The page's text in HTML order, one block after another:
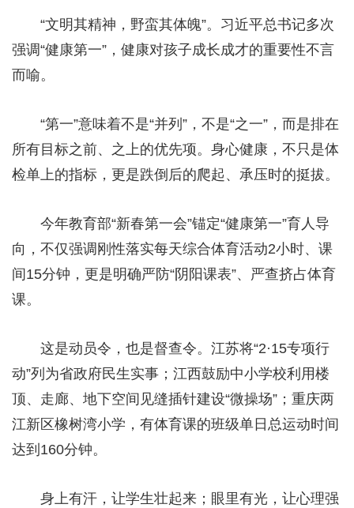
“文明其精神，野蛮其体魄”。习近平总书记多次
强调“健康第一”，健康对孩子成长成才的重要性不言
而喻。
“第一”意味着不是“并列”，不是“之一”，而是排在
所有目标之前、之上的优先项。身心健康，不只是体
检单上的指标，更是跌倒后的爬起、承压时的挺拔。
今年教育部“新春第一会”锚定“健康第一”育人导
向，不仅强调刚性落实每天综合体育活动2小时、课
间15分钟，更是明确严防“阴阳课表”、严查挤占体育
课。
这是动员令，也是督查令。江苏将“2·15专项行
动”列为省政府民生实事；江西鼓励中小学校利用楼
顶、走廊、地下空间见缝插针建设“微操场”；重庆两
江新区橡树湾小学，有体育课的班级单日总运动时间
达到160分钟。
身上有汗，让学生壮起来；眼里有光，让心理强